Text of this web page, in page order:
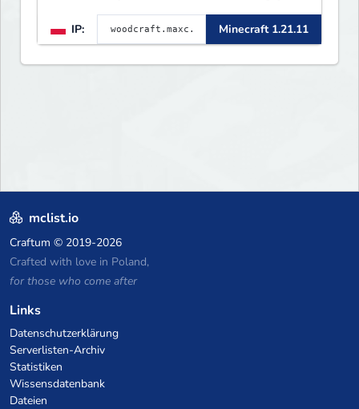
1.8 - 26.1.1. Rekru ON
IP:
Minecraft 1.21.11
mclist.io
Craftum © 2019-2026
Crafted with love in Poland,
for those who come after
Links
Datenschutzerklärung
Serverlisten-Archiv
Statistiken
Wissensdatenbank
Dateien